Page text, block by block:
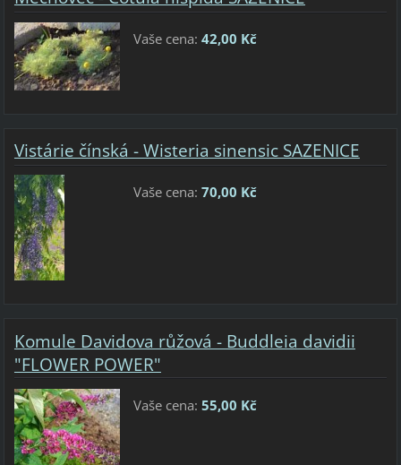
Vaše cena: 42,00 Kč
Vistárie čínská - Wisteria sinensic SAZENICE
Vaše cena: 70,00 Kč
Komule Davidova růžová - Buddleia davidii
"FLOWER POWER"
Vaše cena: 55,00 Kč